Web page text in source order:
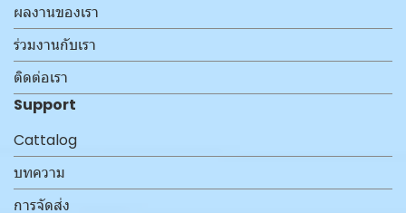
ผลงานของเรา
ร่วมงานกับเรา
ติดต่อเรา
Support
Cattalog
บทความ
การจัดส่ง